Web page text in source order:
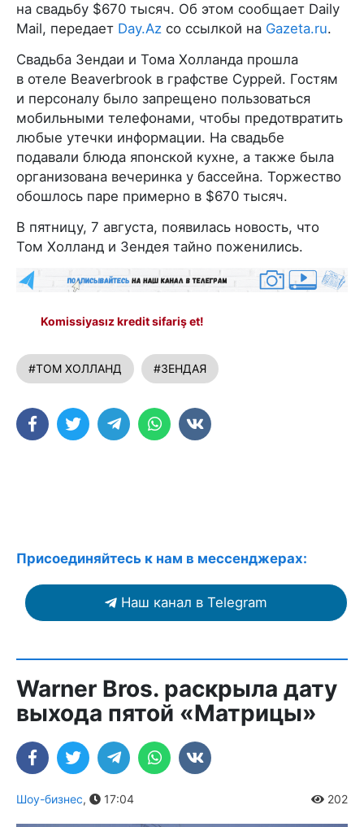
на свадьбу $670 тысяч. Об этом сообщает Daily
Mail, передает Day.Az со ссылкой на Gazeta.ru.
Свадьба Зендаи и Тома Холланда прошла
в отеле Beaverbrook в графстве Суррей. Гостям
и персоналу было запрещено пользоваться
мобильными телефонами, чтобы предотвратить
любые утечки информации. На свадьбе
подавали блюда японской кухне, а также была
организована вечеринка у бассейна. Торжество
обошлось паре примерно в $670 тысяч.
В пятницу, 7 августа, появилась новость, что
Том Холланд и Зендея тайно поженились.
Komissiyasız kredit sifariş et!
#ТОМ ХОЛЛАНД #ЗЕНДАЯ
Присоединяйтесь к нам в мессенджерах:
Наш канал в Telegram
Warner Bros. раскрыла дату
выхода пятой «Матрицы»
Шоу-бизнес, 17:04 202